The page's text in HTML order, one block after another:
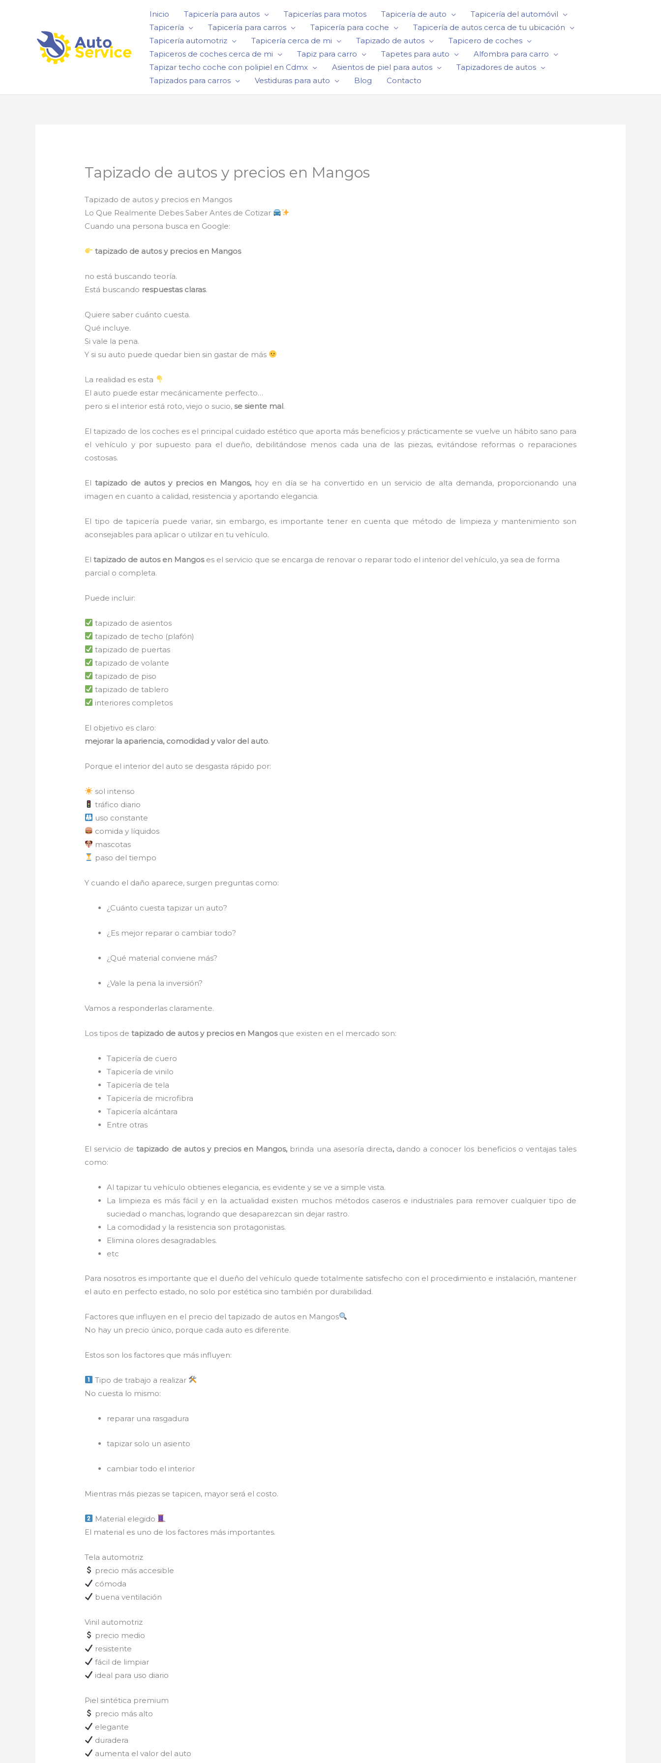
Inicio Tapicería para autos Tapicerías para motos Tapicería de auto
Tapicería del automóvil
Tapicería
Tapicería para carros Tapicería para coche
Tapicería de autos cerca de tu ubicación
Tapicería automotriz
Tapicería cerca de mi Tapizado de autos
Tapicero de coches
Tapiceros de coches cerca de mi
Tapiz para carro Tapetes para auto
Alfombra para carro
Tapizar techo coche con polipiel en Cdmx
Asientos de piel para autos
Tapizadores de autos
Tapizados para carros
Vestiduras para auto Blog Contacto
Tapizado de autos y precios en Mangos
Tapizado de autos y precios en Mangos
Lo Que Realmente Debes Saber Antes de Cotizar
Cuando una persona busca en Google:
tapizado de autos y precios en Mangos
no está buscando teoría.
Está buscando respuestas claras.
Quiere saber cuánto cuesta.
Qué incluye.
Si vale la pena.
Y si su auto puede quedar bien sin gastar de más
La realidad es esta
El auto puede estar mecánicamente perfecto…
pero si el interior está roto, viejo o sucio,se siente mal.
El tapizado de los coches es el principal cuidado estético que aporta más beneficios y prácticamente se vuelve un hábito sano para
el vehículo y por supuesto para el dueño, debilitándose menos cada una de las piezas, evitándose reformas o reparaciones
costosas.
El tapizado de autos y precios en Mangos, hoy en día se ha convertido en un servicio de alta demanda, proporcionando una
imagen en cuanto a calidad, resistencia y aportando elegancia.
El tipo de tapicería puede variar, sin embargo, es importante tener en cuenta que método de limpieza y mantenimiento son
aconsejables para aplicar o utilizar en tu vehículo.
Eltapizado de autos en Mangos es el servicio que se encarga de renovar o reparar todo el interior del vehículo, ya sea de forma
parcial o completa.
Puede incluir:
tapizado de asientos
tapizado de techo (plafón)
tapizado de puertas
tapizado de volante
tapizado de piso
tapizado de tablero
interiores completos
El objetivo es claro:
mejorar la apariencia, comodidad y valor del auto.
Porque el interior del auto se desgasta rápido por:
sol intenso
tráfico diario
uso constante
comida y líquidos
mascotas
paso del tiempo
Y cuando el daño aparece, surgen preguntas como:
¿Cuánto cuesta tapizar un auto?
¿Es mejor reparar o cambiar todo?
¿Qué material conviene más?
¿Vale la pena la inversión?
Vamos a responderlas claramente.
Los tipos de tapizado de autos y precios en Mangosque existen en el mercado son:
Tapicería de cuero
Tapicería de vinilo
Tapicería de tela
Tapicería de microfibra
Tapicería alcántara
Entre otras
El servicio detapizado de autos y precios en Mangos, brinda una asesoría directa, dando a conocer los beneficios o ventajas tales
como:
Al tapizar tu vehículo obtienes elegancia, es evidente y se ve a simple vista.
La limpieza es más fácil y en la actualidad existen muchos métodos caseros e industriales para remover cualquier tipo de
suciedad o manchas, logrando que desaparezcan sin dejar rastro.
La comodidad y la resistencia son protagonistas.
Elimina olores desagradables.
etc
Para nosotros es importante que el dueño del vehículo quede totalmente satisfecho con el procedimiento e instalación, mantener
el auto en perfecto estado, no solo por estética sino también por durabilidad.
Factores que influyen en el precio del tapizado de autos en Mangos
No hay un precio único, porque cada auto es diferente.
Estos son los factores que más influyen:
Tipo de trabajo a realizar
No cuesta lo mismo:
reparar una rasgadura
tapizar solo un asiento
cambiar todo el interior
Mientras más piezas se tapicen, mayor será el costo.
Material elegido
El material es uno de los factores más importantes.
Tela automotriz
precio más accesible
cómoda
buena ventilación
Vinil automotriz
precio medio
resistente
fácil de limpiar
ideal para uso diario
Piel sintética premium
precio más alto
elegante
duradera
aumenta el valor del auto